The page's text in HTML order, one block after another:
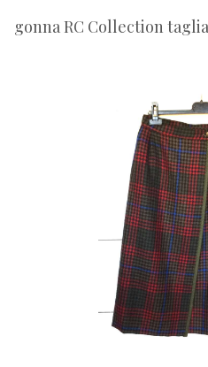
gonna RC Collection